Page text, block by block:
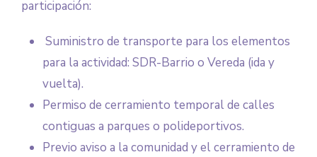
participación:
Suministro de transporte para los elementos
para la actividad: SDR-Barrio o Vereda (ida y
vuelta).
Permiso de cerramiento temporal de calles
contiguas a parques o polideportivos.
Previo aviso a la comunidad y el cerramiento de